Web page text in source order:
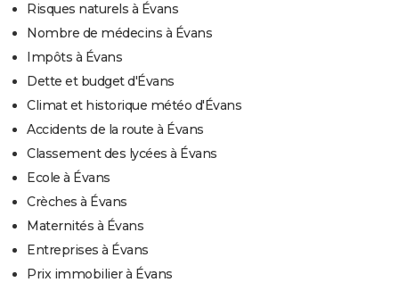
Risques naturels à Évans
Nombre de médecins à Évans
Impôts à Évans
Dette et budget d'Évans
Climat et historique météo d'Évans
Accidents de la route à Évans
Classement des lycées à Évans
Ecole à Évans
Crèches à Évans
Maternités à Évans
Entreprises à Évans
Prix immobilier à Évans